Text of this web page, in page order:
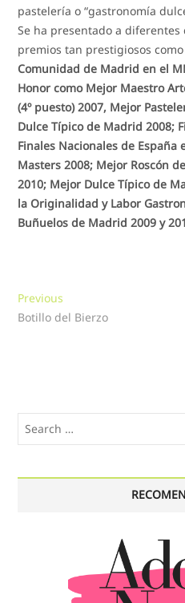
pastelería o “gastronomía
Se ha presentado a
premios tan prestigiosos
Comunidad de Madrid en el
Honor como Mejor Maestro
(4º puesto) 2007, Mejor
Dulce Típico de Madrid 2008;
Finales Nacionales de España
Masters 2008; Mejor Roscón
2010; Mejor Dulce Típico de
la Originalidad y Labor
Buñuelos de Madrid 2009 y
Navegación
de
Previous
post:
Botillo del Bierzo